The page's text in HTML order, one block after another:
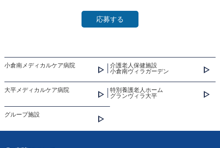
応募する
小倉南メディカルケア病院
介護老人保健施設
小倉南ヴィラガーデン
大平メディカルケア病院
特別養護老人ホーム
グランヴィラ大平
グループ施設